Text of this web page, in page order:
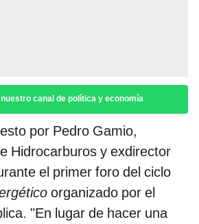
canal de política y economía
por Pedro Gamio,
Hidrocarburos y exdirector
el primer foro del ciclo
organizado por el
"En lugar de hacer una